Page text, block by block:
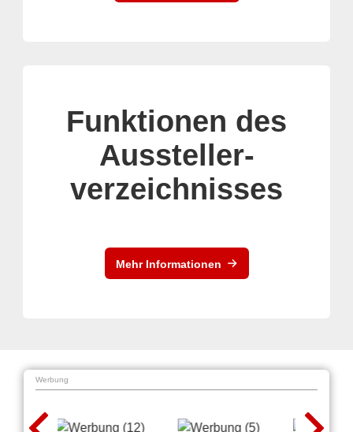
Funktionen des
Aussteller-
verzeichnisses
Mehr Informationen
Werbung